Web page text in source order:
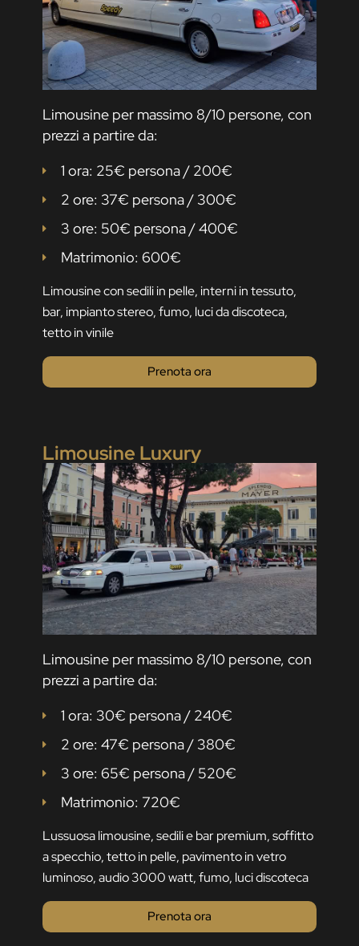
Limousine per massimo 8/10 persone, con
prezzi a partire da:
1 ora: 25€ persona / 200€
2 ore: 37€ persona / 300€
3 ore: 50€ persona / 400€
Matrimonio: 600€
Limousine con sedili in pelle, interni in tessuto,
bar, impianto stereo, fumo, luci da discoteca,
tetto in vinile
Prenota ora
Limousine Luxury
Limousine per massimo 8/10 persone, con
prezzi a partire da:
1 ora: 30€ persona / 240€
2 ore: 47€ persona / 380€
3 ore: 65€ persona / 520€
Matrimonio: 720€
Lussuosa limousine, sedili e bar premium, soffitto
a specchio, tetto in pelle, pavimento in vetro
luminoso, audio 3000 watt, fumo, luci discoteca
Prenota ora